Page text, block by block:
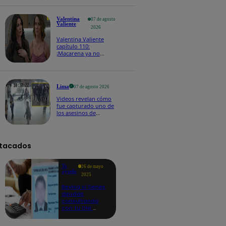
Valentina
Valiente
07 de agosto
2026
Valentina Valiente
capítulo 110:
¡Macarena ya no
Lima 07 de agosto 2026
Videos revelan cómo
fue capturado uno de
los asesinos de
Te
ayudo
26 de mayo
2025
Revisa si tienes
deudas
consultando
con tu DNI: